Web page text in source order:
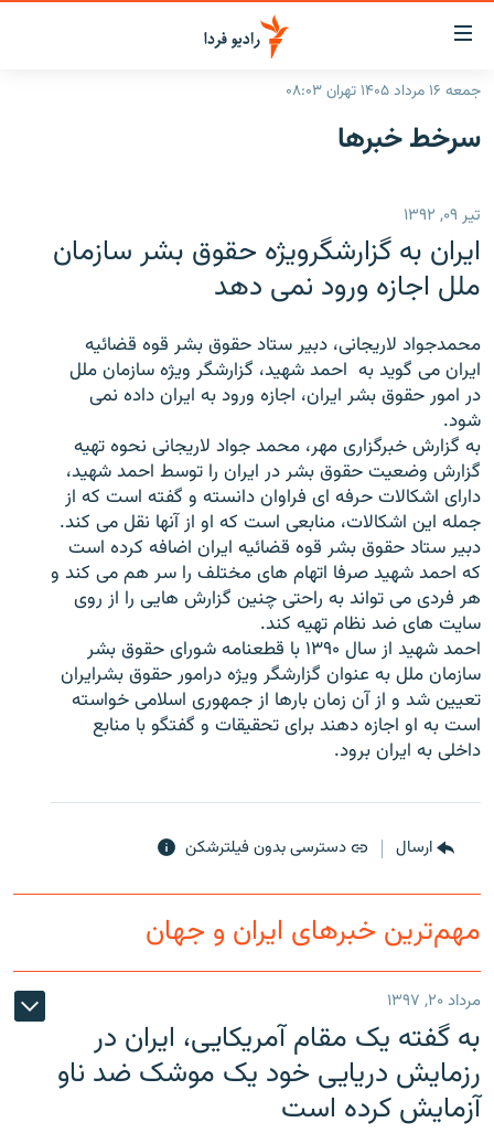
لینک‌های
قابلیت
دسترسی
بازگشت
اصلی
رفتن
صفحه
ایران
رادیو
انتخاب کنید و بشنوید
فرکانس‌ها
پادکست
گزارش‌های تصویری
گزارش‌های ویدئویی
زنان فردا
English
به ما بپیوندید
زبان‌های دیگر
جمعه ۱۶ مرداد ۱۴۰۵ تهران ۰۸:۰۳
سرخط‌ خبرها
تیر ۰۹, ۱۳۹۲
ایران به گزارشگرویژه حقوق بشر سازمان
ملل اجازه ورود نمی دهد
محمدجواد لاريجانی، دبير ستاد حقوق بشر قوه قضائيه
ایران می گوید به ‌ احمد شهيد، گزارشگر ويژه سازمان ملل
در امور حقوق بشر ايران، اجازه ورود به ايران داده نمی
شود.
به گزارش خبرگزاری مهر، محمد جواد لاريجانی نحوه تهیه
گزارش وضعیت حقوق بشر در ایران را توسط احمد شهید،
دارای اشکالات حرفه ای فراوان دانسته و گفته است که از
جمله اين اشکالات، منابعی است که او از آنها نقل می کند.
دبير ستاد حقوق بشر قوه قضائيه ایران اضافه کرده است
که احمد شهيد صرفا اتهام های مختلف را سر هم می کند و
هر فردی می تواند به راحتی چنین گزارش هایی را از روی
سایت های ضد نظام تهیه کند.
احمد شهید از سال ۱۳۹۰ با قطعنامه شورای حقوق بشر
سازمان ملل به عنوان گزارشگر ویژه درامور حقوق بشرایران
تعیین شد و از آن زمان بارها از جمهوری اسلامی خواسته
است به او اجازه دهند برای تحقیقات و گفتگو با منابع
داخلی به ایران برود.
ارسال دسترسی بدون فیلترشکن
مهم‌ترین خبرهای ایران و جهان
مرداد ۲۰, ۱۳۹۷
به گفته یک مقام آمریکایی، ایران در
رزمایش دریایی خود یک موشک ضد ناو
آزمایش کرده است